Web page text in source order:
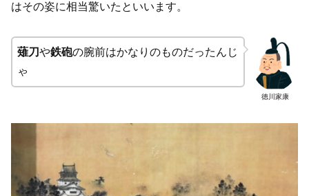
はその姿に相当驚いたといいます。
徳川家康
薙刀や鉄砲の腕前はかなりのものだったんじ
ゃ